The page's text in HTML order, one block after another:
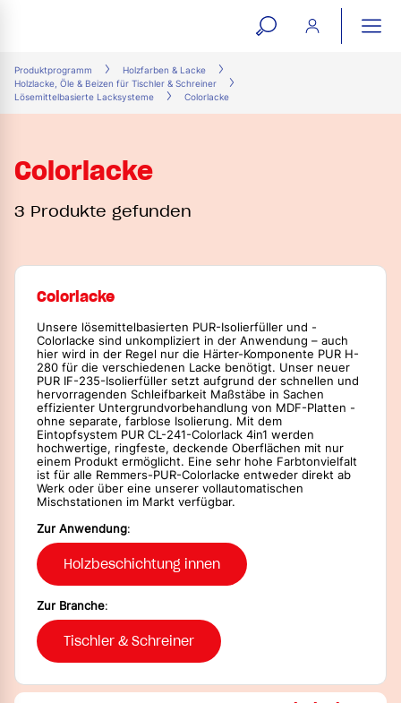
open
Produktprogramm
Holzfarben & Lacke
Holzlacke, Öle & Beizen für Tischler & Schreiner
Lösemittelbasierte Lacksysteme
Colorlacke
Colorlacke
3 Produkte gefunden
Colorlacke
Unsere lösemittelbasierten PUR-Isolierfüller und -
Colorlacke sind unkompliziert in der Anwendung – auch
hier wird in der Regel nur die Härter-Komponente PUR H-
280 für die verschiedenen Lacke benötigt. Unser neuer
PUR IF-235-Isolierfüller setzt aufgrund der schnellen und
hervorragenden Schleifbarkeit Maßstäbe in Sachen
effizienter Untergrundvorbehandlung von MDF-Platten -
ohne separate, farblose Isolierung. Mit dem
Eintopfsystem PUR CL-241-Colorlack 4in1 werden
hochwertige, ringfeste, deckende Oberflächen mit nur
einem Produkt ermöglicht. Eine sehr hohe Farbtonvielfalt
ist für alle Remmers-PUR-Colorlacke entweder direkt ab
Werk oder über eine unserer vollautomatischen
Mischstationen im Markt verfügbar.
Zur Anwendung:
Holzbeschichtung innen
Zur Branche:
Tischler & Schreiner